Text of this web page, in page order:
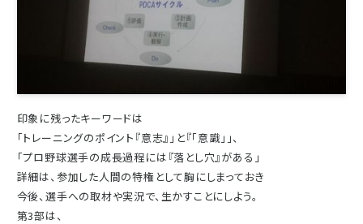
印象に残ったキーワードは
「トレーニングのポイント『意志』」と『「意識」」、
「プロ野球選手の成長過程には『落とし穴』がある」
詳細は、参加した人間の特権として胸にしまっておき
今後、選手への取材や実況で、生かすことにしよう。
第3部は、